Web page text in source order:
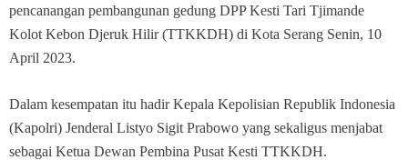
pencanangan pembangunan gedung DPP Kesti Tari Tjimande
Kolot Kebon Djeruk Hilir (TTKKDH) di Kota Serang Senin, 10
April 2023.
Dalam kesempatan itu hadir Kepala Kepolisian Republik Indonesia
(Kapolri) Jenderal Listyo Sigit Prabowo yang sekaligus menjabat
sebagai Ketua Dewan Pembina Pusat Kesti TTKKDH.